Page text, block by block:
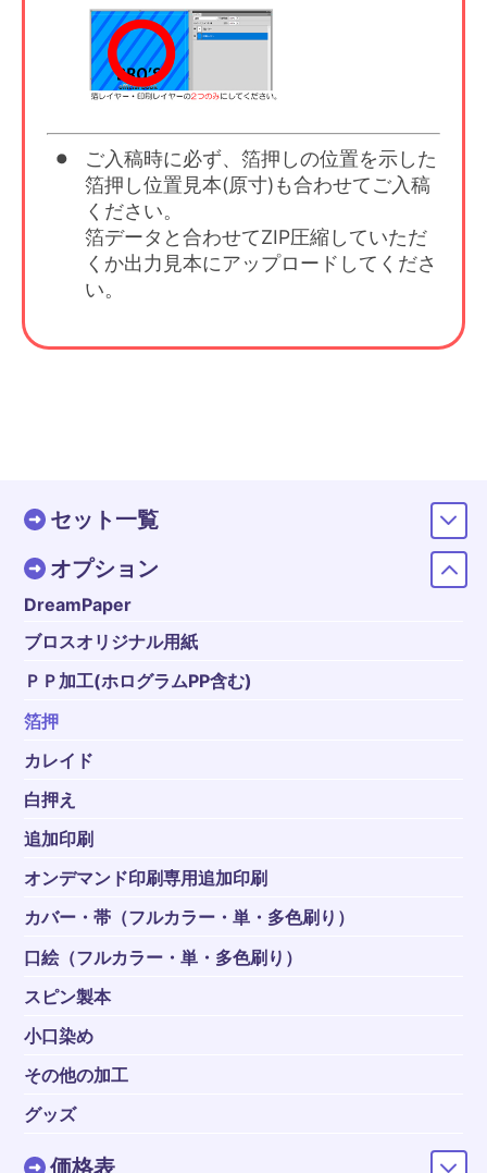
セット一覧
オプション
DreamPaper
ブロスオリジナル用紙
ＰＰ加工(ホログラムPP含む)
箔押
カレイド
白押え
追加印刷
オンデマンド印刷専用追加印刷
カバー・帯（フルカラー・単・多色刷り）
口絵（フルカラー・単・多色刷り）
スピン製本
小口染め
その他の加工
グッズ
ご入稿時に必ず、箔押しの位置を示した
箔押し位置見本(原寸)も合わせてご入稿
ください。
箔データと合わせてZIP圧縮していただ
くか出力見本にアップロードしてくださ
い。